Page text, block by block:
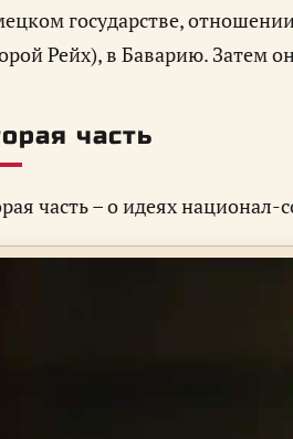
государстве,
Рейх), в Баварию. Затем
часть
часть – о идеях